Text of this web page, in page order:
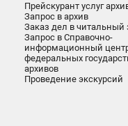
Прейскурант услуг
Запрос в архив
Заказ дел в читальный
Запрос в Справочно-
информационный
федеральных
архивов
Проведение экскурсий